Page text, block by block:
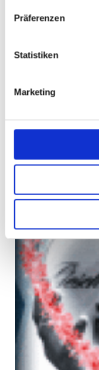
Präferenzen
Statistiken
Marketing